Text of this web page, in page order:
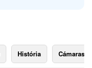
História Cámaras